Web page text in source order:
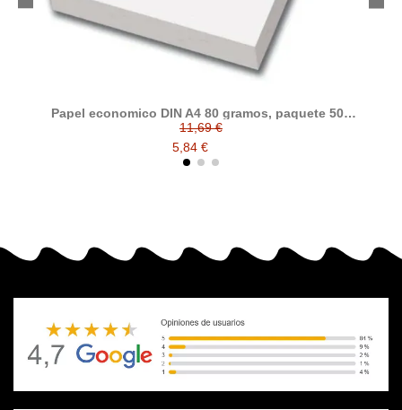
Papel economico DIN A4 80 gramos, paquete 500
folios
11,69 €
5,84 €